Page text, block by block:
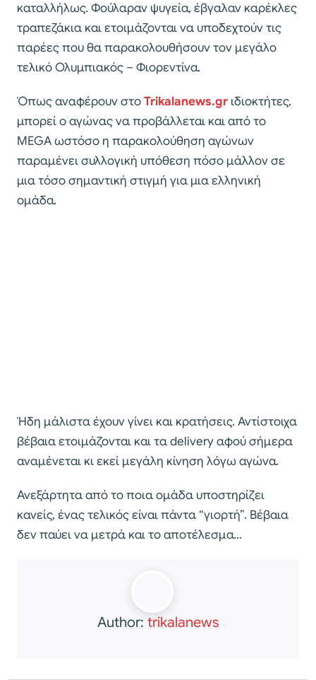
καταλλήλως. Φούλαραν ψυγεία, έβγαλαν καρέκλες
τραπεζάκια και ετοιμάζονται να υποδεχτούν τις
παρέες που θα παρακολουθήσουν τον μεγάλο
τελικό Ολυμπιακός – Φιορεντίνα.
Όπως αναφέρουν στοTrikalanews.gr ιδιοκτήτες,
μπορεί ο αγώνας να προβάλλεται και από το
ΜEGA ωστόσο η παρακολούθηση αγώνων
παραμένει συλλογική υπόθεση πόσο μάλλον σε
μια τόσο σημαντική στιγμή για μια ελληνική
ομάδα.
Ήδη μάλιστα έχουν γίνει και κρατήσεις. Αντίστοιχα
βέβαια ετοιμάζονται και τα delivery αφού σήμερα
αναμένεται κι εκεί μεγάλη κίνηση λόγω αγώνα.
Ανεξάρτητα από το ποια ομάδα υποστηρίζει
κανείς, ένας τελικός είναι πάντα “γιορτή”. Βέβαια
δεν παύει να μετρά και το αποτέλεσμα…
Author: trikalanews